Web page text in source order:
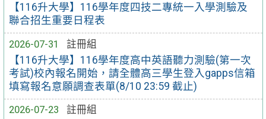
【116升大學】116學年度四技二專統一入學測驗及
聯合招生重要日程表
2026-07-31
註冊組
【116升大學】116學年度高中英語聽力測驗(第一次
考試)校內報名開始，請全體高三學生登入gapps信箱
填寫報名意願調查表單(8/10 23:59 截止)
2026-07-23
註冊組